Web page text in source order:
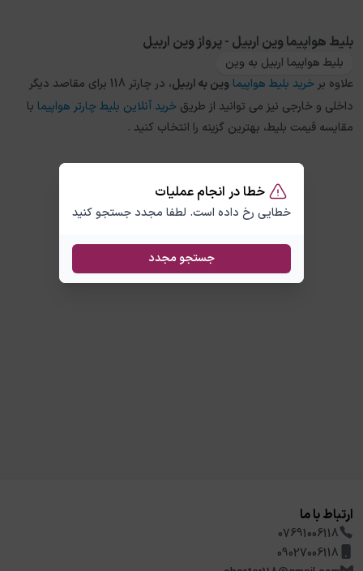
خطا در انجام عملیات
خطایی رخ داده است. لطفا مجدد جستجو کنید
جستجو مجدد
بلیط هواپیما وین اربیل - پرواز وین اربیل
بلیط هواپیما اربیل به وین
علاوه بر خرید بلیط هواپیما وینبهاربیل
، در چارتر 118 برای مقاصد دیگر
داخلی و خارجی نیز می توانید از طریق خرید آنلاین بلیط چارتر هواپیما با
مقایسه قیمت بلیط، بهترین گزینه را انتخاب کنید .
ارتباط با ما
07691006118
09027006118